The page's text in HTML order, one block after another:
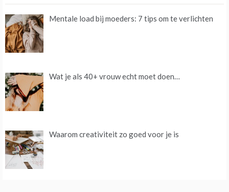
Mentale load bij moeders: 7 tips om te verlichten
Wat je als 40+ vrouw echt moet doen…
Waarom creativiteit zo goed voor je is